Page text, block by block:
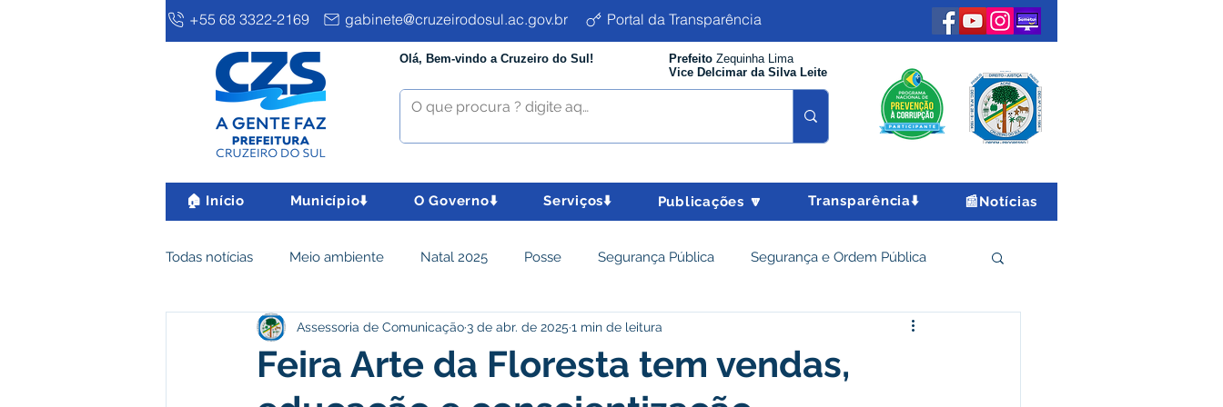
+55 68 3322-2169 gabinete@cruzeirodosul.ac.gov.br Portal da Transparência
Olá, Bem-vindo a Cruzeiro do Sul! Prefeito Zequinha Lima
Vice Delcimar da Silva Leite
🏠 Início Município⬇️ O Governo⬇️ Serviços⬇️ Publicações 🔽 Transparência⬇️ 📰Notícias
Todas notícias Meio ambiente Natal 2025 Posse Segurança Pública Segurança e Ordem Pública
Clima e Meio Ambiente Assistência Social e Cidadania Parcerias Desenvolvimento Econômico e Turismo
Desenvolvimento econômico e turismo Tributos Departamento de Limpeza
Feira Arte da Floresta tem vendas,
Assessoria de Comunicação3 de abr. de 2025 1 min de leitura